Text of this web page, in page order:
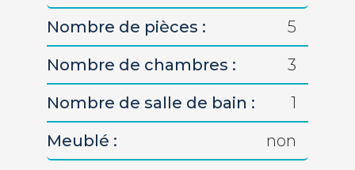
Nombre de pièces :
5
Nombre de chambres :
3
Nombre de salle de bain :
1
Meublé :
non